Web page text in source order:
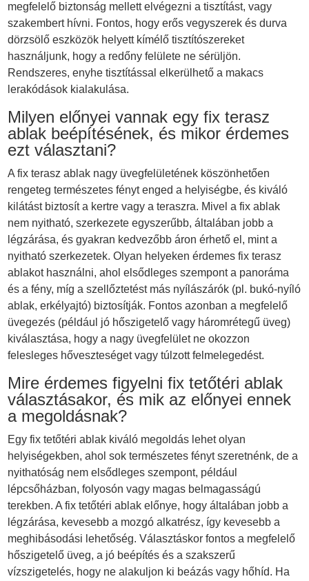
megfelelő biztonság mellett elvégezni a tisztítást, vagy
szakembert hívni. Fontos, hogy erős vegyszerek és durva
dörzsölő eszközök helyett kímélő tisztítószereket
használjunk, hogy a redőny felülete ne sérüljön.
Rendszeres, enyhe tisztítással elkerülhető a makacs
lerakódások kialakulása.
Milyen előnyei vannak egy fix terasz
ablak beépítésének, és mikor érdemes
ezt választani?
A fix terasz ablak nagy üvegfelületének köszönhetően
rengeteg természetes fényt enged a helyiségbe, és kiváló
kilátást biztosít a kertre vagy a teraszra. Mivel a fix ablak
nem nyitható, szerkezete egyszerűbb, általában jobb a
légzárása, és gyakran kedvezőbb áron érhető el, mint a
nyitható szerkezetek. Olyan helyeken érdemes fix terasz
ablakot használni, ahol elsődleges szempont a panoráma
és a fény, míg a szellőztetést más nyílászárók (pl. bukó-nyíló
ablak, erkélyajtó) biztosítják. Fontos azonban a megfelelő
üvegezés (például jó hőszigetelő vagy háromrétegű üveg)
kiválasztása, hogy a nagy üvegfelület ne okozzon
felesleges hőveszteséget vagy túlzott felmelegedést.
Mire érdemes figyelni fix tetőtéri ablak
választásakor, és mik az előnyei ennek
a megoldásnak?
Egy fix tetőtéri ablak kiváló megoldás lehet olyan
helyiségekben, ahol sok természetes fényt szeretnénk, de a
nyithatóság nem elsődleges szempont, például
lépcsőházban, folyosón vagy magas belmagasságú
terekben. A fix tetőtéri ablak előnye, hogy általában jobb a
légzárása, kevesebb a mozgó alkatrész, így kevesebb a
meghibásodási lehetőség. Választáskor fontos a megfelelő
hőszigetelő üveg, a jó beépítés és a szakszerű
vízszigetelés, hogy ne alakuljon ki beázás vagy hőhíd. Ha